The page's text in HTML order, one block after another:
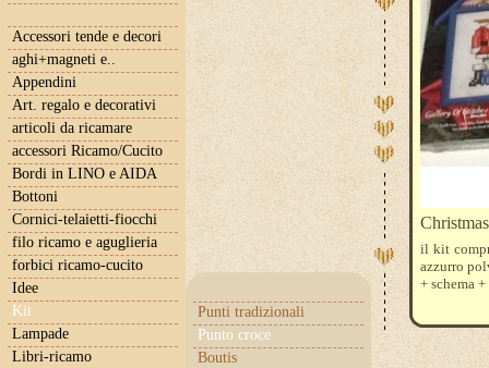
Accessori tende e decori
aghi+magneti e..
Appendini
Art. regalo e decorativi
articoli da ricamare
accessori Ricamo/Cucito
Bordi in LINO e AIDA
Bottoni
Cornici-telaietti-fiocchi
filo ricamo e aguglieria
forbici ricamo-cucito
Idee
Kit
Punti tradizionali
Punto croce
Boutis
Lampade
Libri-ricamo
il kit
azzurro
+ schema